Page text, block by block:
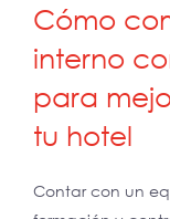
Cómo
interno
para
tu hotel
Contar con un